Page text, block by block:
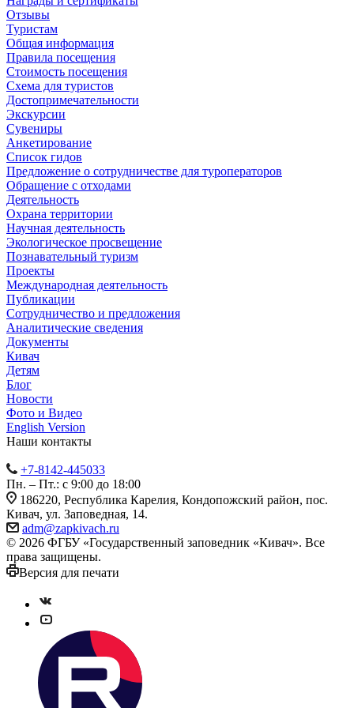
Отзывы
Туристам
Общая информация
Правила посещения
Стоимость посещения
Схема для туристов
Достопримечательности
Экскурсии
Сувениры
Анкетирование
Список гидов
Предложение о сотрудничестве для туроператоров
Обращение с отходами
Деятельность
Охрана территории
Научная деятельность
Экологическое просвещение
Познавательный туризм
Проекты
Международная деятельность
Публикации
Сотрудничество и предложения
Аналитические сведения
Документы
Кивач
Детям
Блог
Новости
Фото и Видео
English Version
Наши контакты
+7-8142-445033
Пн. – Пт.: с 9:00 до 18:00
186220, Республика Карелия, Кондопожский район, пос.
Кивач, ул. Заповедная, 14.
adm@zapkivach.ru
© 2026 ФГБУ «Государственный заповедник «Кивач». Все
права защищены.
Версия для печати